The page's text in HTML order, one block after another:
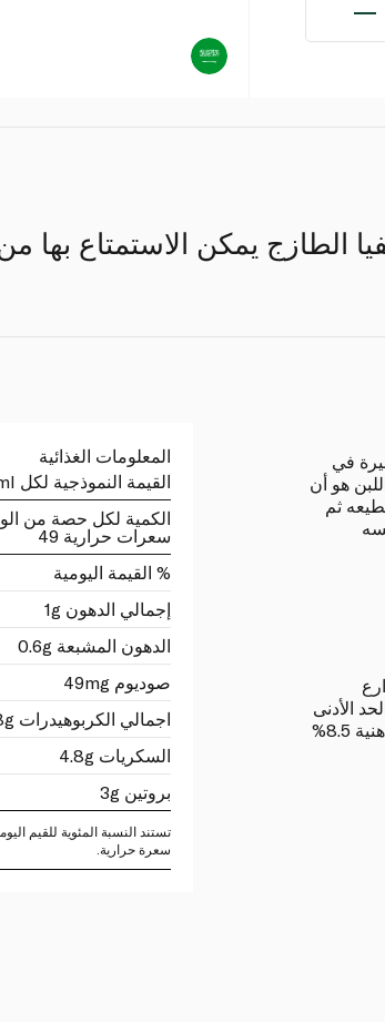
الطازج يمكن الاستمتاع
في
هو أن
يتم تقطيعه ثم
الأدنى
المعلومات الغذائية
القيمة النموذجية لكل 100ml
الكمية لكل حصة من
سعرات حرارية 49
% القيمة اليومية
إجمالي الدهون 1g
الدهون المشبعة 0.6g
صوديوم 49mg
اجمالي الكربوهيدرات 4.8g
السكريات 4.8g
بروتين 3g
سعرة حرارية.